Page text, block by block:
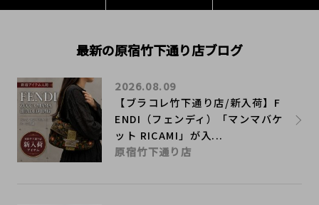
最新の原宿竹下通り店ブログ
【ブラコレ竹下通り店/新入荷】F
ENDI（フェンディ）「マンマバケ
ット RICAMI」が入...
2026.08.09
原宿竹下通り店